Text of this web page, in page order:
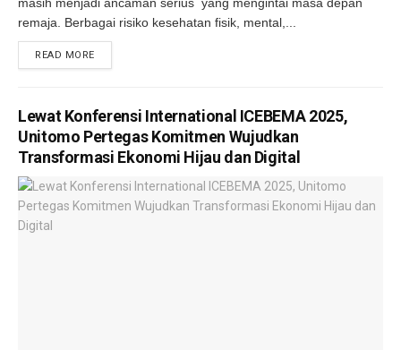
remaja. Berbagai risiko kesehatan fisik, mental,...
READ MOREDETAILS
Lewat Konferensi International ICEBEMA 2025,
Unitomo Pertegas Komitmen Wujudkan
Transformasi Ekonomi Hijau dan Digital